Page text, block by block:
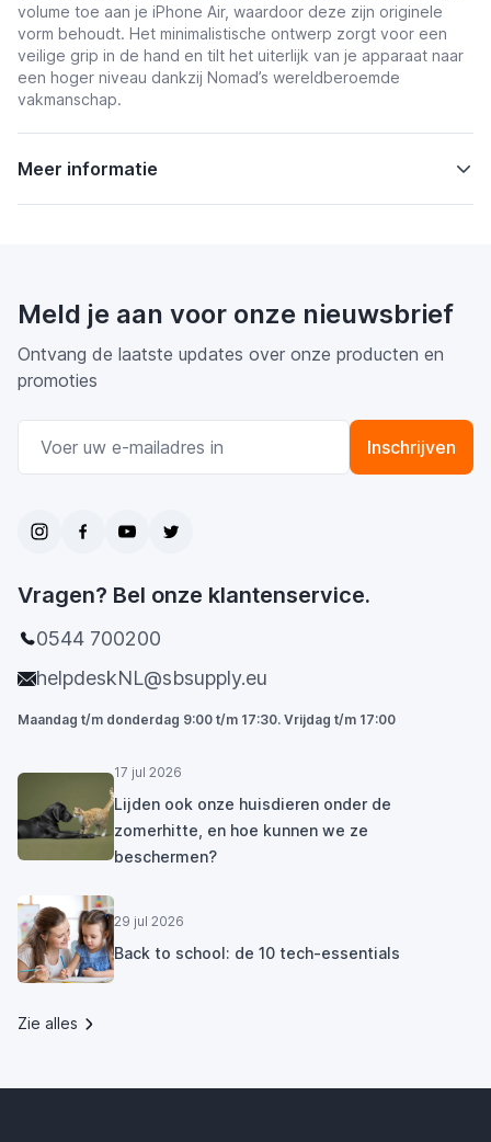
volume toe aan je iPhone Air, waardoor deze zijn originele
vorm behoudt. Het minimalistische ontwerp zorgt voor een
veilige grip in de hand en tilt het uiterlijk van je apparaat naar
een hoger niveau dankzij Nomad’s wereldberoemde
vakmanschap.
Meer informatie
Meld je aan voor onze nieuwsbrief
Ontvang de laatste updates over onze producten en
promoties
Inschrijven
Vragen? Bel onze klantenservice.
0544 700200
helpdeskNL@sbsupply.eu
Maandag t/m donderdag 9:00 t/m 17:30. Vrijdag t/m 17:00
17 jul 2026
Lijden ook onze huisdieren onder de
zomerhitte, en hoe kunnen we ze
beschermen?
29 jul 2026
Back to school: de 10 tech-essentials
Zie alles